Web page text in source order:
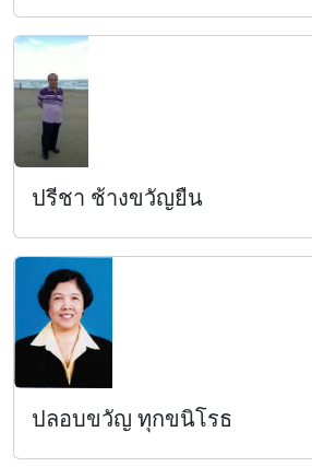
ปรีชา ช้างขวัญยืน
ปลอบขวัญ ทุกขนิโรธ